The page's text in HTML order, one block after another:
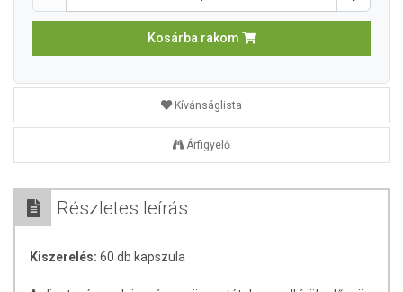
Kosárba rakom
Kívánságlista
Árfigyelő
Részletes leírás
Kiszerelés: 60 db kapszula